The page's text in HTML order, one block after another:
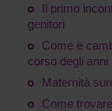
Il primo
genitori
Come è
corso degli anni
Maternità
Come